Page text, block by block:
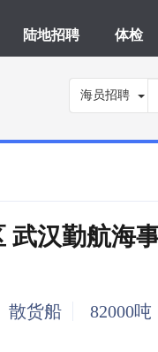
陆地招聘 体检
海员招聘
武汉勤航海
散货船 82000吨